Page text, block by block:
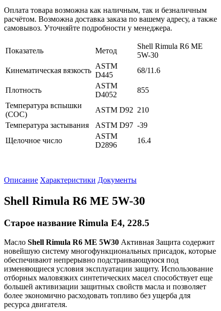
Оплата товара возможна как наличным, так и безналичным
расчётом. Возможна доставка заказа по вашему адресу, а также
самовывоз. Уточняйте подробности у менеджера.
Показатель Метод
Shell Rimula R6 ME
5W-30
Кинематическая вязкость
ASTM
D445
68/11.6
Плотность
ASTM
D4052
855
Температура вспышки
(СОС)
ASTM D92 210
Температура застывания
ASTM D97 -39
Щелочное число
ASTM
D2896
16.4
Описание Характеристики Документы
Shell Rimula R6 ME 5W-30
Старое название Rimula E4, 228.5
Масло Shell Rimula R6 ME 5W30 Активная Защита содержит
новейшую систему многофункциональных присадок, которые
обеспечивают непрерывно подстраивающуюся под
изменяющиеся условия эксплуатации защиту. Использование
отборных маловязких синтетических масел способствует еще
большей активизации защитных свойств масла и позволяет
более экономично расходовать топливо без ущерба для
ресурса двигателя.